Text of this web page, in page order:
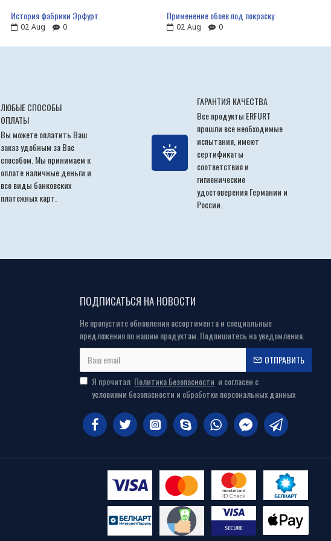
История фабрики Эрфурт.
02 Aug 0
Применение обоев под покраску
02 Aug 0
ЛЮБЫЕ СПОСОБЫ
ОПЛАТЫ
Вы можете оплатить Ваш
заказ удобным за Вас
способом. Мы принимаем к
оплате наличные деньги и
все виды банковских
платежных карт.
ГАРАНТИЯ КАЧЕСТВА
Все продукты ERFURT
прошли все необходимые
испытания, имеют
сертификаты
соответствия и
гигиенические
удостоверения Германии и
России.
ПОДПИСАТЬСЯ НА НОВОСТИ
Не пропустите обновления ассортимента и специальные
предложения по нашим продуктам. Подпишитесь на уведомления.
ОТПРАВИТЬ
Я прочитал Политика Безопасности и согласен с
условиями безопасности и обработки персональных данных